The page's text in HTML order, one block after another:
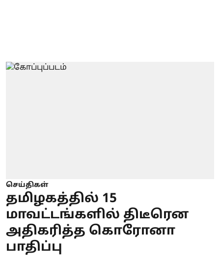
செய்திகள்
தமிழகத்தில் 15
மாவட்டங்களில் திடீரென
அதிகரித்த கொரோனா
பாதிப்பு